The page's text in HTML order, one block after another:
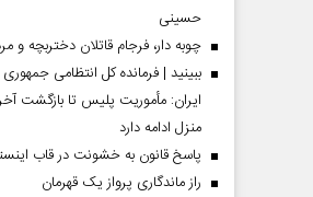
حسینی
چوبه دار، فرجام قاتلان دختربچه و
ببینید | فرمانده کل انتظامی
ایران­: مأموریت پلیس تا بازگشت
منزل ادامه دارد
پاسخ قانون به خشونت در قاب
راز ماندگاری پرواز یک قهرمان